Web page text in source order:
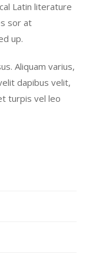
Latin literature
sor at
up.
Aliquam varius,
dapibus velit,
turpis vel leo